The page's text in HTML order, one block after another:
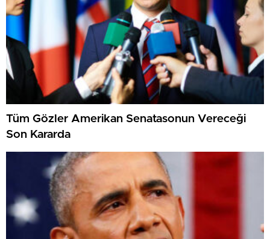
Tüm Gözler Amerikan Senatasonun Vereceği
Son Kararda